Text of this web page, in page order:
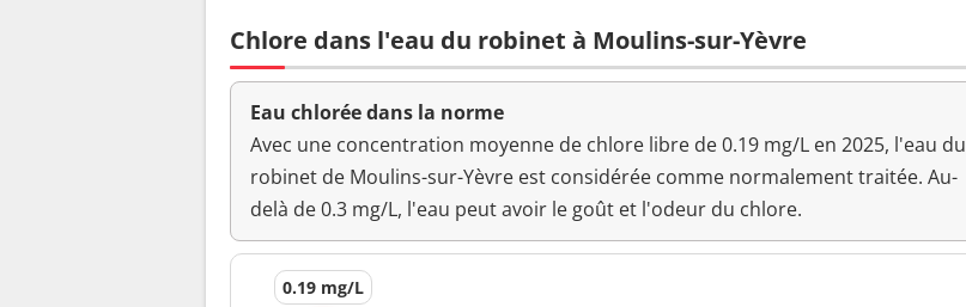
Bact. aér. revivifiables à 36°-44h <1 n/mL
Ammonium (en NH4) <0,05 mg/L <=0,1 mg/L
Odeur (qualitatif)
anormal
pH 7,31 unité pH >=6,5 et <=9 unité pH
Saveur (qualitatif)
Aucun changement
Chlore dans l'eau du robinet à Moulins-sur-Yèvre
Eau chlorée dans la norme
Avec une concentration moyenne de chlore libre de 0.19 mg/L en 2025, l'eau du
robinet de Moulins-sur-Yèvre est considérée comme normalement traitée. Au-
delà de 0.3 mg/L, l'eau peut avoir le goût et l'odeur du chlore.
0.19 mg/L